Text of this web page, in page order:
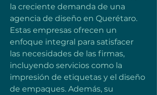
la creciente demanda de una
agencia de diseño en Querétaro.
Estas empresas ofrecen un
enfoque integral para satisfacer
las necesidades de las firmas,
incluyendo servicios como la
impresión de etiquetas y el diseño
de empaques. Además, su